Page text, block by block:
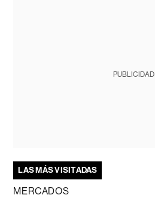
PUBLICIDAD
LAS MÁS VISITADAS
MERCADOS